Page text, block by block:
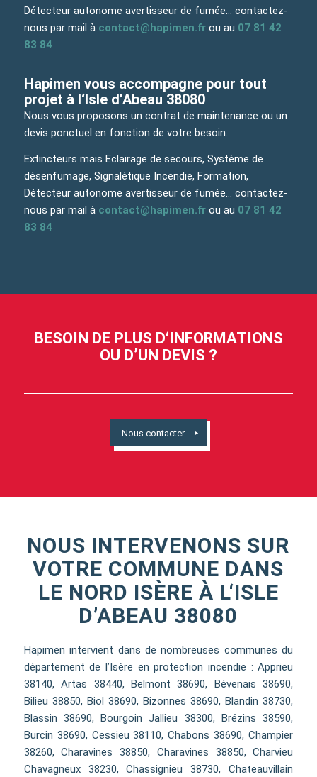
Détecteur autonome avertisseur de fumée… contactez-
nous par mail à contact@hapimen.frou au 07 81 42
83 84
Hapimen vous accompagne pour tout
projet à l‘Isle d’Abeau 38080
Nous vous proposons un contrat de maintenance ou un
devis ponctuel en fonction de votre besoin.
Extincteurs mais Eclairage de secours, Système de
désenfumage, Signalétique Incendie, Formation,
Détecteur autonome avertisseur de fumée… contactez-
nous par mail à contact@hapimen.frou au 07 81 42
83 84
BESOIN DE PLUS D‘INFORMATIONS
OU D’UN DEVIS ?
Nous contacter
NOUS INTERVENONS SUR
VOTRE COMMUNE DANS
LE NORD ISÈRE À L‘ISLE
D’ABEAU 38080
Hapimen intervient dans de nombreuses communes du
département de l’Isère en protection incendie : Apprieu
38140, Artas 38440, Belmont 38690, Bévenais 38690,
Bilieu 38850, Biol 38690, Bizonnes 38690, Blandin 38730,
Blassin 38690, Bourgoin Jallieu 38300, Brézins 38590,
Burcin 38690, Cessieu 38110, Chabons 38690, Champier
38260, Charavines 38850, Charavines 38850, Charvieu
Chavagneux 38230, Chassignieu 38730, Chateauvillain